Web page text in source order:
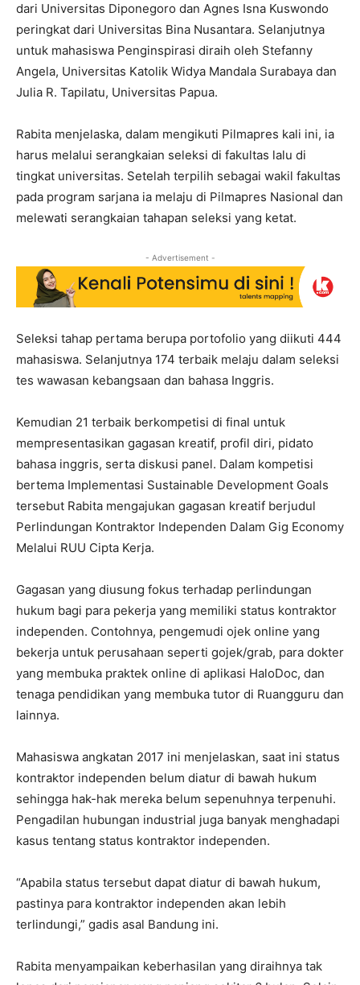
dari Universitas Diponegoro dan Agnes Isna Kuswondo
peringkat dari Universitas Bina Nusantara. Selanjutnya
untuk mahasiswa Penginspirasi diraih oleh Stefanny
Angela, Universitas Katolik Widya Mandala Surabaya dan
Julia R. Tapilatu, Universitas Papua.
Rabita menjelaska, dalam mengikuti Pilmapres kali ini, ia
harus melalui serangkaian seleksi di fakultas lalu di
tingkat universitas. Setelah terpilih sebagai wakil fakultas
pada program sarjana ia melaju di Pilmapres Nasional dan
melewati serangkaian tahapan seleksi yang ketat.
- Advertisement -
Seleksi tahap pertama berupa portofolio yang diikuti 444
mahasiswa. Selanjutnya 174 terbaik melaju dalam seleksi
tes wawasan kebangsaan dan bahasa Inggris.
Kemudian 21 terbaik berkompetisi di final untuk
mempresentasikan gagasan kreatif, profil diri, pidato
bahasa inggris, serta diskusi panel. Dalam kompetisi
bertema Implementasi Sustainable Development Goals
tersebut Rabita mengajukan gagasan kreatif berjudul
Perlindungan Kontraktor Independen Dalam Gig Economy
Melalui RUU Cipta Kerja.
Gagasan yang diusung fokus terhadap perlindungan
hukum bagi para pekerja yang memiliki status kontraktor
independen. Contohnya, pengemudi ojek online yang
bekerja untuk perusahaan seperti gojek/grab, para dokter
yang membuka praktek online di aplikasi HaloDoc, dan
tenaga pendidikan yang membuka tutor di Ruangguru dan
lainnya.
Mahasiswa angkatan 2017 ini menjelaskan, saat ini status
kontraktor independen belum diatur di bawah hukum
sehingga hak-hak mereka belum sepenuhnya terpenuhi.
Pengadilan hubungan industrial juga banyak menghadapi
kasus tentang status kontraktor independen.
“Apabila status tersebut dapat diatur di bawah hukum,
pastinya para kontraktor independen akan lebih
terlindungi,” gadis asal Bandung ini.
Rabita menyampaikan keberhasilan yang diraihnya tak